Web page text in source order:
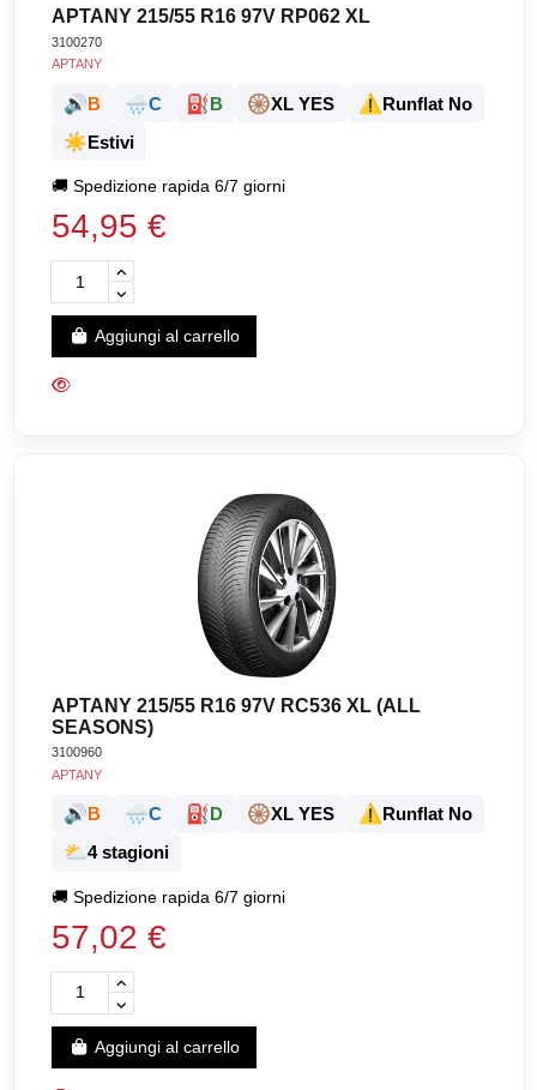
APTANY 215/55 R16 97V RP062 XL
3100270
APTANY
🔊B 🌧️C ⛽B 🛞XL YES ⚠️Runflat No
☀️Estivi
🚚Spedizione rapida 6/7 giorni
54,95 €
Aggiungi al carrello
APTANY 215/55 R16 97V RC536 XL (ALL
SEASONS)
3100960
APTANY
🔊B 🌧️C ⛽D 🛞XL YES ⚠️Runflat No
⛅4 stagioni
🚚Spedizione rapida 6/7 giorni
57,02 €
Aggiungi al carrello